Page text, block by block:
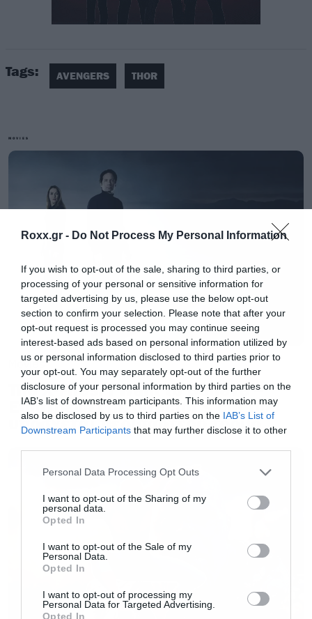
Roxx.gr - Do Not Process My Personal Information
If you wish to opt-out of the sale, sharing to third parties, or
processing of your personal or sensitive information for
targeted advertising by us, please use the below opt-out
section to confirm your selection. Please note that after your
opt-out request is processed you may continue seeing
interest-based ads based on personal information utilized by
us or personal information disclosed to third parties prior to
your opt-out. You may separately opt-out of the further
disclosure of your personal information by third parties on the
IAB’s list of downstream participants. This information may
also be disclosed by us to third parties on the IAB’s List of
Downstream Participants that may further disclose it to other
Please note that this website/app uses one or more Google
not limited to your visit or usage behaviour. You may click to
grant or deny consent to Google and its third-party tags to
use your data for below specified purposes in below Google
consent section.
Personal Data Processing Opt Outs
I want to opt-out of the Sharing of my
personal data.
Opted In
I want to opt-out of the Sale of my
Personal Data.
Opted In
I want to opt-out of processing my
Personal Data for Targeted Advertising.
Opted In
Στην εικόνα που ακολουθεί βλέπουμε το όπλο
μία βάση από ξύλο και μοιάζει με μία μίξη των
Janbjorn και Stormbreaker, των όπλων που έχει
κρατήσει ο Thor κατά καιρούς στα κόμικ.
Το Infinity War των Avengers κάνει πρεμιέρα
στην Ελλάδα στις 27 Απριλίου.
Tags: AVENGERS THOR
MOVIES
Movies
The X-Files: I Want to Believe –
Επιστρέφει με director’s cut που
υπόσχεται περισσότερο τρόμο